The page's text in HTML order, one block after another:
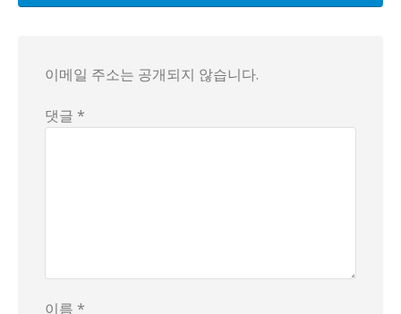
이메일 주소는 공개되지 않습니다.
댓글 *
이름 *